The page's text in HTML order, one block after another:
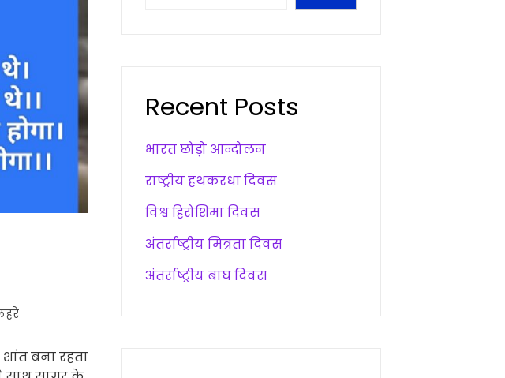
बना रहता
Recent Posts
भारत छोड़ो आन्दोलन
राष्ट्रीय हथकरधा दिवस
विश्व हिरोशिमा दिवस
अंतर्राष्ट्रीय मित्रता दिवस
अंतर्राष्ट्रीय बाघ दिवस